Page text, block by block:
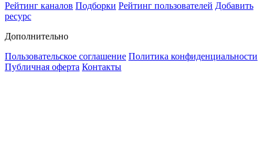
Рейтинг каналов Подборки Рейтинг пользователей Добавить
ресурс
Дополнительно
Пользовательское соглашение Политика конфиденциальности
Публичная оферта Контакты